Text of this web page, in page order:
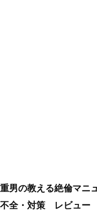
男の教える絶倫マニ
不全・対策 レビュ